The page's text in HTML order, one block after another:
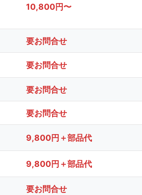
10,800円〜
要お問合せ
要お問合せ
要お問合せ
要お問合せ
9,800円＋部品代
9,800円＋部品代
要お問合せ